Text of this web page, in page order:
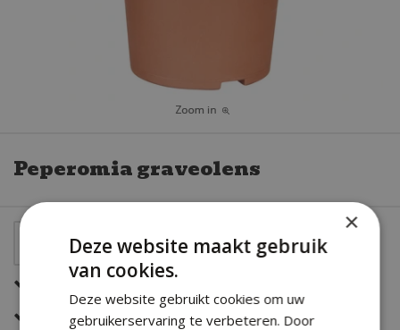
Peperomia graveolens
Een snelle en correcte bezorging
Zeer sterk in al jouw bloemwerk
×
Deze website maakt gebruik
van cookies.
Deze website gebruikt cookies om uw
gebruikerservaring te verbeteren. Door